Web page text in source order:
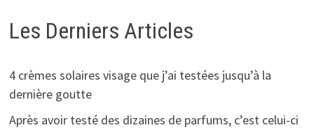
Les Derniers Articles
4 crèmes solaires visage que j’ai testées jusqu’à la
dernière goutte
Après avoir testé des dizaines de parfums, c’est celui-ci